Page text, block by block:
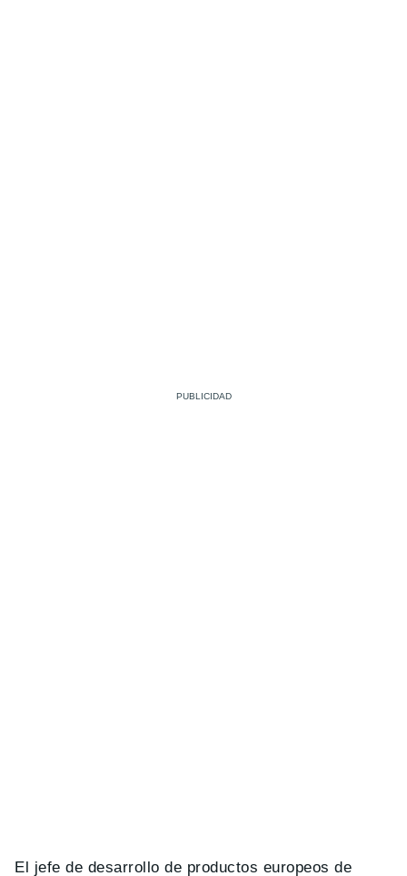
El jefe de desarrollo de productos europeos de